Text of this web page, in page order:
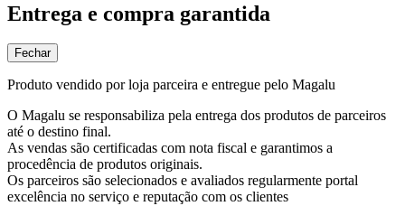
Entrega e compra garantida
Fechar
Produto vendido por loja parceira e entregue pelo Magalu
O Magalu se responsabiliza pela entrega dos produtos de parceiros
até o destino final.
As vendas são certificadas com nota fiscal e garantimos a
procedência de produtos originais.
Os parceiros são selecionados e avaliados regularmente portal
excelência no serviço e reputação com os clientes